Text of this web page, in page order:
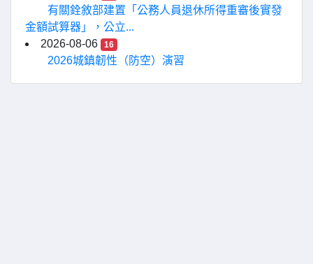
有關銓敘部建置「公務人員退休所得重審後實發
金額試算器」，公立...
2026-08-06
16
2026城鎮韌性（防空）演習